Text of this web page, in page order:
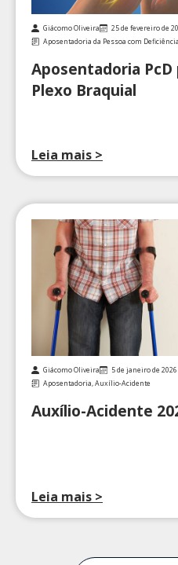
Giácomo Oliveira
25 de fevereiro de
Aposentadoria da Pessoa com Deficiência
Aposentadoria PcD
Plexo Braquial
Leia mais >
Giácomo Oliveira
5 de janeiro de 2026
Aposentadoria,Auxílio-Acidente
Auxílio-Acidente
Leia mais >